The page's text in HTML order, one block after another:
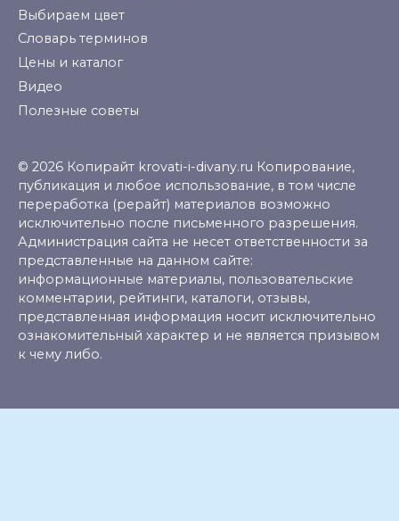
Выбираем цвет
Словарь терминов
Цены и каталог
Видео
Полезные советы
© 2026 Копирайт krovati-i-divany.ru Копирование,
публикация и любое использование, в том числе
переработка (рерайт) материалов возможно
исключительно после письменного разрешения.
Администрация сайта не несет ответственности за
представленные на данном сайте:
информационные материалы, пользовательские
комментарии, рейтинги, каталоги, отзывы,
представленная информация носит исключительно
ознакомительный характер и не является призывом
к чему либо.